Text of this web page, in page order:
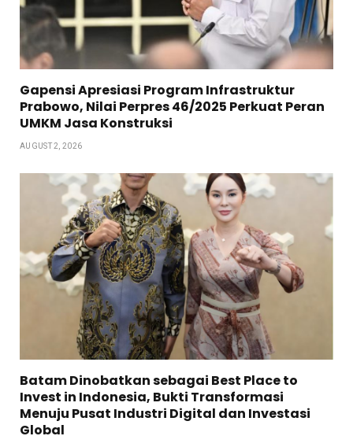
Gapensi Apresiasi Program Infrastruktur
Prabowo, Nilai Perpres 46/2025 Perkuat Peran
UMKM Jasa Konstruksi
AUGUST 2, 2026
Batam Dinobatkan sebagai Best Place to
Invest in Indonesia, Bukti Transformasi
Menuju Pusat Industri Digital dan Investasi
Global